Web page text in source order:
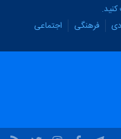
فرهنگی
اجتماعی